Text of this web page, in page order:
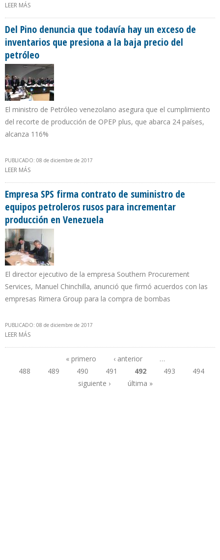
LEER MÁS
Del Pino denuncia que todavía hay un exceso de
inventarios que presiona a la baja precio del
petróleo
El ministro de Petróleo venezolano asegura que el cumplimiento
del recorte de producción de OPEP plus, que abarca 24 países,
alcanza 116%
PUBLICADO: 08 de diciembre de 2017
LEER MÁS
Empresa SPS firma contrato de suministro de
equipos petroleros rusos para incrementar
producción en Venezuela
El director ejecutivo de la empresa Southern Procurement
Services, Manuel Chinchilla, anunció que firmó acuerdos con las
empresas Rimera Group para la compra de bombas
PUBLICADO: 08 de diciembre de 2017
LEER MÁS
Páginas
« primero ‹ anterior
…
488
489 490 491 492 493
494
siguiente ›
última »